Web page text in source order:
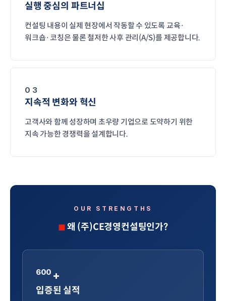
실행 중심의 파트너십
컨설팅 내용이 실제 현장에서 작동할 수 있도록 교육·
워크숍·코칭은 물론 철저한 사후 관리(A/S)를 제공합니다.
03
지속적 변화와 혁신
고객사와 함께 성장하며 초우량 기업으로 도약하기 위한
지속 가능한 경쟁력을 설계합니다.
OUR STRENGTHS
왜 (주)CE경영컨설팅인가?
600 +
입증된 실적